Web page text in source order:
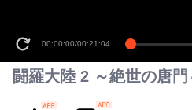
00:00:00/00:21:04
闘羅大陸 2 ～絶世の唐門